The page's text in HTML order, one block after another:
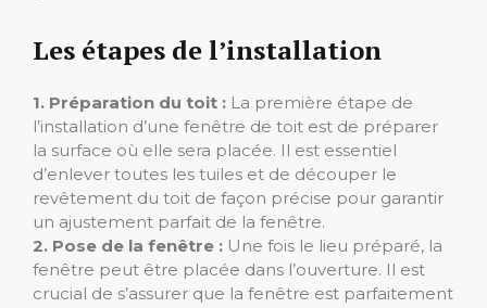
Les étapes de l’installation
1. Préparation du toit : La première étape de
l’installation d’une fenêtre de toit est de préparer
la surface où elle sera placée. Il est essentiel
d’enlever toutes les tuiles et de découper le
revêtement du toit de façon précise pour garantir
un ajustement parfait de la fenêtre.
2. Pose de la fenêtre : Une fois le lieu préparé, la
fenêtre peut être placée dans l’ouverture. Il est
crucial de s’assurer que la fenêtre est parfaitement